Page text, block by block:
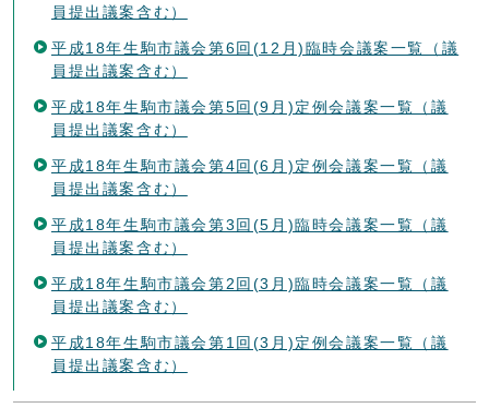
員提出議案含む）
平成18年生駒市議会第6回(12月)臨時会議案一覧（議
員提出議案含む）
平成18年生駒市議会第5回(9月)定例会議案一覧（議
員提出議案含む）
平成18年生駒市議会第4回(6月)定例会議案一覧（議
員提出議案含む）
平成18年生駒市議会第3回(5月)臨時会議案一覧（議
員提出議案含む）
平成18年生駒市議会第2回(3月)臨時会議案一覧（議
員提出議案含む）
平成18年生駒市議会第1回(3月)定例会議案一覧（議
員提出議案含む）